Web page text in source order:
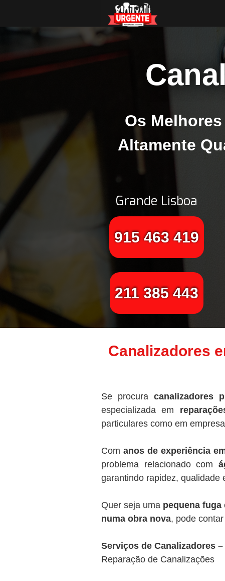
Os
Altamente
Grande Lisboa
915 463 419
211 385 443
Canalizadores
Se procura canalizadores
especializada em
particulares como em
Comanos de experiência
problema relacionado com
garantindo rapidez, qualidade
Quer seja uma pequena fuga
numa obra nova, pode
Serviços de Canalizadores
Reparação de Canalizações